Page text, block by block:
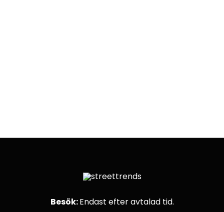
Besök:Endast efter avtalad tid.